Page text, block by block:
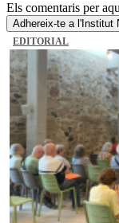
Els comentaris per
Adhereix-te a l'Institut
EDITORIAL